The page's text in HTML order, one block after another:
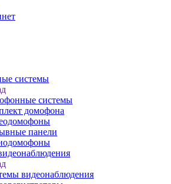
системы
системы
домофона
панели
видеонаблюдения